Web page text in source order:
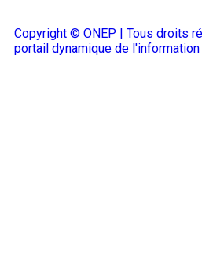
Copyright © ONEP | Tous droits
portail dynamique de l'information